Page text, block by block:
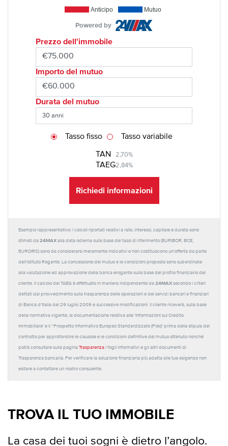
Anticipo Mutuo
Powered by
Prezzo dell'immobile
Importo del mutuo
Durata del mutuo
TAN 2,70%
TAEG2,84%
Tasso fisso Tasso variabile
Richiedi informazioni
Esempio rappresentativo: I calcoli riportati relativi a rate, interessi, capitale e durata sono
stimati da 24MAX alla data odierna sulla base dei tassi di riferimento (EURIBOR, BCE,
EUROIRS) sono da considerarsi meramente indicativi e non costituiscono un'offerta da parte
dell'Istituto Rogante. La concessione del mutuo e le condizioni proposte sono subordinate
alla valutazione ed approvazione della banca erogante sulla base del profilo finanziario del
cliente. Il calcolo del TAEG è effettuato in maniera indipendente da 24MAX secondo i criteri
dettati dal provvedimento sulla trasparenza delle operazioni e dei servizi bancari e finanziari
di Banca d'Italia del 29 luglio 2009 e successive modificazioni. Il cliente riceverà, sulla base
della normativa vigente, la documentazione relativa alle 'Informazioni sul Credito
Immobiliare' e il “Prospetto Informativo Europeo Standardizzato (Pies)' prima della stipula del
contratto per approfondire le clausole e le condizioni definitive del mutuo ottenuto nonché
potrà consultare sulla pagina Trasparenza i fogli informativi e gli altri documenti di
Trasparenza bancaria. Per verificare la soluzione finanziaria più adatta alle tue esigenze non
esitare a contattare un nostro consulente.
TROVA IL TUO IMMOBILE
La casa dei tuoi sogni è dietro l’angolo.